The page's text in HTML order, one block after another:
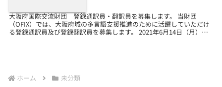
大阪府国際交流財団 登録通訳員・翻訳員を募集します。 当財団
（OFIX）では、大阪府域の多言語支援推進のために活躍していただけ
る登録通訳員及び登録翻訳員を募集します。 2021年6月14日（月）必
ホーム 未分類